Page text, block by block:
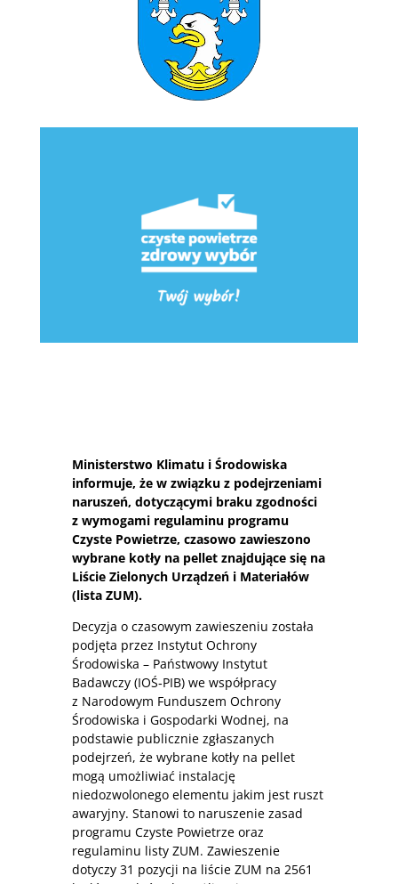
Ministerstwo Klimatu i Środowiska
informuje, że w związku z podejrzeniami
naruszeń, dotyczącymi braku zgodności
z wymogami regulaminu programu
Czyste Powietrze, czasowo zawieszono
wybrane kotły na pellet znajdujące się na
Liście Zielonych Urządzeń i Materiałów
(lista ZUM).
Decyzja o czasowym zawieszeniu została
podjęta przez Instytut Ochrony
Środowiska – Państwowy Instytut
Badawczy (IOŚ‐PIB) we współpracy
z Narodowym Funduszem Ochrony
Środowiska i Gospodarki Wodnej, na
podstawie publicznie zgłaszanych
podejrzeń, że wybrane kotły na pellet
mogą umożliwiać instalację
niedozwolonego elementu jakim jest ruszt
awaryjny. Stanowi to naruszenie zasad
programu Czyste Powietrze oraz
regulaminu listy ZUM. Zawieszenie
dotyczy 31 pozycji na liście ZUM na 2561